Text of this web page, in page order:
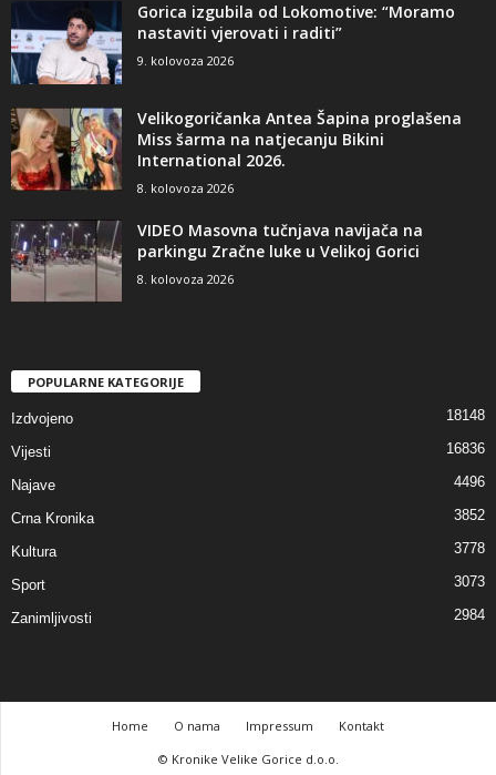
Gorica izgubila od Lokomotive: “Moramo
nastaviti vjerovati i raditi”
9. kolovoza 2026
Velikogoričanka Antea Šapina proglašena
Miss šarma na natjecanju Bikini
International 2026.
8. kolovoza 2026
VIDEO Masovna tučnjava navijača na
parkingu Zračne luke u Velikoj Gorici
8. kolovoza 2026
POPULARNE KATEGORIJE
Izdvojeno 18148
Vijesti 16836
Najave 4496
Crna Kronika 3852
Kultura 3778
Sport 3073
Zanimljivosti 2984
Home O nama Impressum
Kontakt
© Kronike Velike Gorice d.o.o.